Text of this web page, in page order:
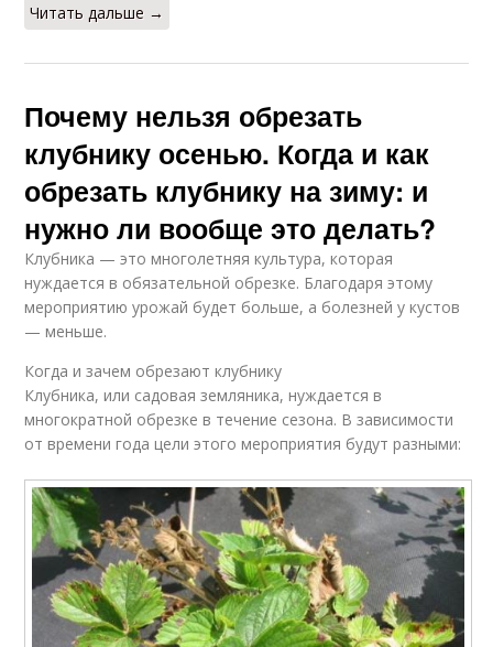
Читать дальше →
Почему нельзя обрезать
клубнику осенью. Когда и как
обрезать клубнику на зиму: и
нужно ли вообще это делать?
Клубника — это многолетняя культура, которая
нуждается в обязательной обрезке. Благодаря этому
мероприятию урожай будет больше, а болезней у кустов
— меньше.
Когда и зачем обрезают клубнику
Клубника, или садовая земляника, нуждается в
многократной обрезке в течение сезона. В зависимости
от времени года цели этого мероприятия будут разными: